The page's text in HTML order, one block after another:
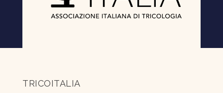
TRICOITALIA